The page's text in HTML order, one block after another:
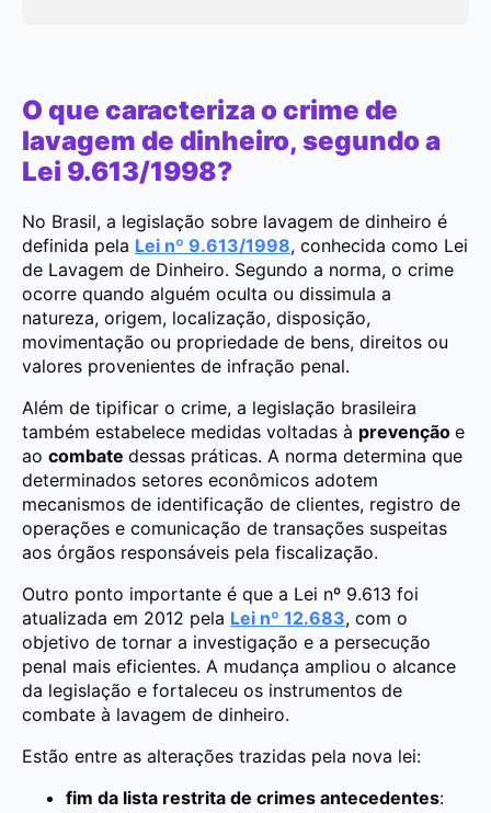
O que caracteriza o crime de
lavagem de dinheiro, segundo a
Lei 9.613/1998?
No Brasil, a legislação sobre lavagem de dinheiro é
definida pela Lei nº 9.613/1998, conhecida como Lei
de Lavagem de Dinheiro. Segundo a norma, o crime
ocorre quando alguém oculta ou dissimula a
natureza, origem, localização, disposição,
movimentação ou propriedade de bens, direitos ou
valores provenientes de infração penal.
Além de tipificar o crime, a legislação brasileira
também estabelece medidas voltadas à prevenção e
ao combate dessas práticas. A norma determina que
determinados setores econômicos adotem
mecanismos de identificação de clientes, registro de
operações e comunicação de transações suspeitas
aos órgãos responsáveis pela fiscalização.
Outro ponto importante é que a Lei nº 9.613 foi
atualizada em 2012 pela Lei nº 12.683, com o
objetivo de tornar a investigação e a persecução
penal mais eficientes. A mudança ampliou o alcance
da legislação e fortaleceu os instrumentos de
combate à lavagem de dinheiro.
Estão entre as alterações trazidas pela nova lei:
fim da lista restrita de crimes antecedentes: